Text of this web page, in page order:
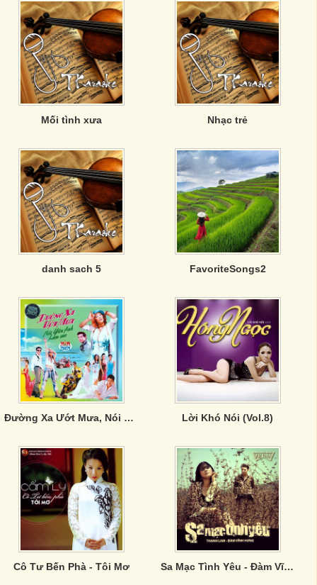
Mối tình xưa Nhạc trẻ
danh sach 5 FavoriteSongs2
Đường Xa Ướt Mưa, Nói Yêu Anh Làm Sao Lời Khó Nói (Vol.8)
Cô Tư Bến Phà - Tôi Mơ Sa Mạc Tình Yêu - Đàm Vĩnh Hưng